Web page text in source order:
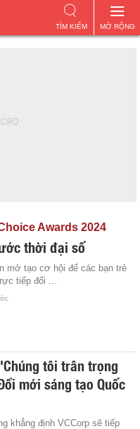
MỞ RỘNG
TÌM KIẾM
Awards 2024
thời đại số
mở tạo cơ hội để các bạn trẻ
tiếp đối ...
tôi trân trọng
mới sáng tạo Quốc
khẳng định VCCorp sẽ tiếp